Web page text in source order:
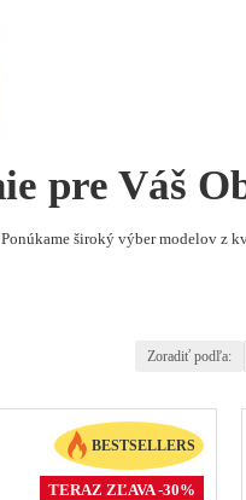
pre Váš
široký výber modelov z
Zoradiť podľa:
BESTSELLERS
TERAZ ZĽAVA -30%